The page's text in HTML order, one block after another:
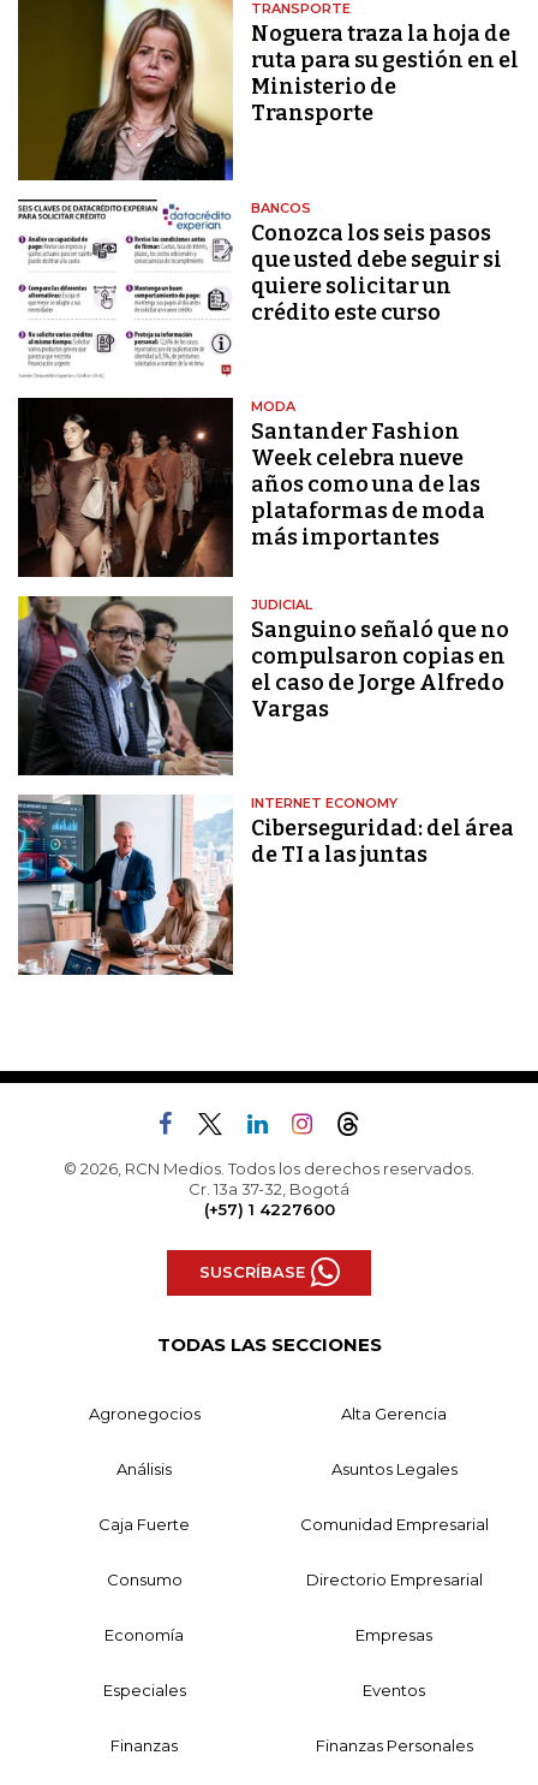
TRANSPORTE
Noguera traza la hoja de
ruta para su gestión en el
Ministerio de
Transporte
BANCOS
Conozca los seis pasos
que usted debe seguir si
quiere solicitar un
crédito este curso
MODA
Santander Fashion
Week celebra nueve
años como una de las
plataformas de moda
más importantes
JUDICIAL
Sanguino señaló que no
compulsaron copias en
el caso de Jorge Alfredo
Vargas
INTERNET ECONOMY
Ciberseguridad: del área
de TI a las juntas
© 2026, RCN Medios. Todos los derechos reservados.
Cr. 13a 37-32, Bogotá
(+57) 1 4227600
SUSCRÍBASE
TODAS LAS SECCIONES
Agronegocios Alta Gerencia
Análisis Asuntos Legales
Caja Fuerte Comunidad Empresarial
Consumo Directorio Empresarial
Economía Empresas
Especiales Eventos
Finanzas Finanzas Personales